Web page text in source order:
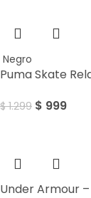
Negro
Puma Skate
$1.299 $ 999
Under Armour